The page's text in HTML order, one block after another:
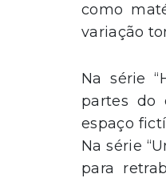
como
variação
Na série
partes do
espaço
Na série
para